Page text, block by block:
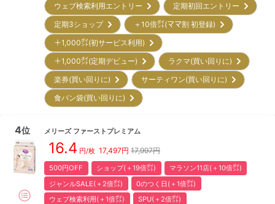
ウェブ検索利用エントリー
定期初回エントリー
定期3ショップ
＋10倍㌽(ママ割 初登録)
＋1,000㌽(初サービス利用)
＋1,000㌽(定期デビュー)
ラクマ(買い回りに)
楽券(買い回りに)
サーティワン(買い回りに)
食パン袋(買い回りに)
4位 メリーズ ファーストプレミアム
16.4 円/枚 17,497円 17,997円
500円OFF ショップ(＋19倍㌽)
マラソン11店(＋10倍㌽)
ジャンルSALE(＋2倍㌽)
0のつく日(＋1倍㌽)
ウェブ検索利用(＋1倍㌽)
SPU(＋2倍㌽)